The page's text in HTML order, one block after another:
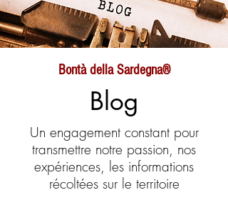
Bontà della Sardegna®
Blog
Un engagement constant pour
transmettre notre passion, nos
expériences, les informations
récoltées sur le territoire